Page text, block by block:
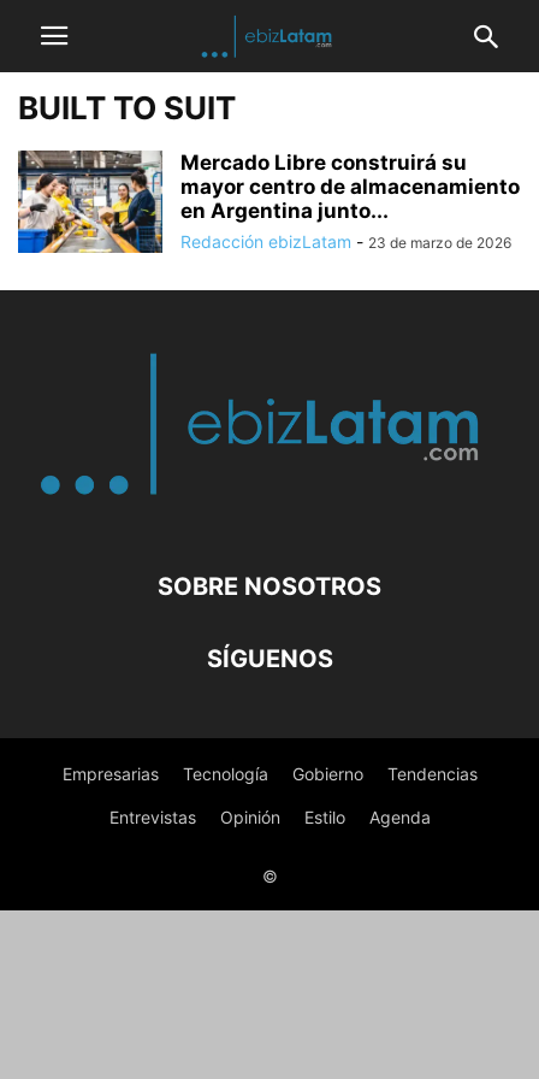
BUILT TO SUIT
Mercado Libre construirá su
mayor centro de almacenamiento
en Argentina junto...
Redacción ebizLatam - 23 de marzo de 2026
SOBRE NOSOTROS
SÍGUENOS
Empresarias Tecnología Gobierno Tendencias
Entrevistas Opinión Estilo Agenda
©